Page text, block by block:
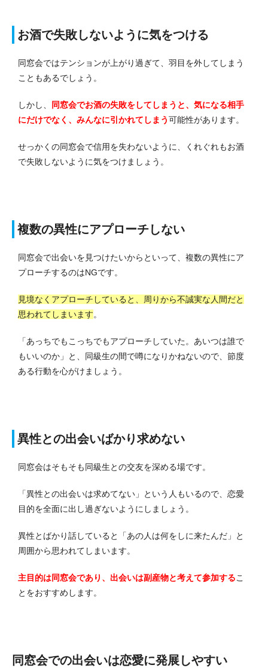
お酒で失敗しないように気をつける
同窓会ではテンションが上がり過ぎて、羽目を外してしまう
こともあるでしょう。
しかし、
同窓会でお酒の失敗をしてしまうと、気になる相手
にだけでなく、みんなに引かれてしまう可能性があります。
せっかくの同窓会で信用を失わないように、くれぐれもお酒
で失敗しないように気をつけましょう。
複数の異性にアプローチしない
同窓会で出会いを見つけたいからといって、複数の異性にア
プローチするのはNGです。
見境なくアプローチしていると、周りから不誠実な人間だと
思われてしまいます。
「あっちでもこっちでもアプローチしていた。あいつは誰で
もいいのか」と、同級生の間で噂になりかねないので、節度
ある行動を心がけましょう。
異性との出会いばかり求めない
同窓会はそもそも同級生との交友を深める場です。
「異性との出会いは求めてない」という人もいるので、恋愛
目的を全面に出し過ぎないようにしましょう。
異性とばかり話していると「あの人は何をしに来たんだ」と
周囲から思われてしまいます。
主目的は同窓会であり、出会いは副産物と考えて参加するこ
とをおすすめします。
同窓会での出会いは恋愛に発展しやすい